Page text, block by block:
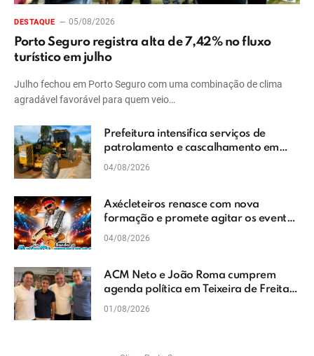
DESTAQUE 05/08/2026
Porto Seguro registra alta de 7,42% no fluxo
turístico em julho
Julho fechou em Porto Seguro com uma combinação de clima
agradável favorável para quem veio…
Prefeitura intensifica serviços de
patrolamento e cascalhamento em
Vera Cruz
04/08/2026
Axécleteiros renasce com nova
formação e promete agitar os eventos
do Extremo Sul da Bahia
04/08/2026
ACM Neto e João Roma cumprem
agenda política em Teixeira de Freitas
e reforçam projeto para o Extremo Sul
01/08/2026